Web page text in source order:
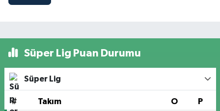
Süper Lig Puan Durumu
Süper Lig
# Takım O P